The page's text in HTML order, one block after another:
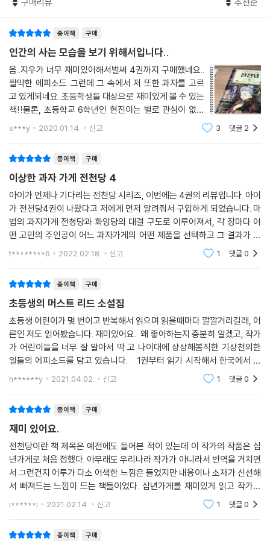
멈추지 않을 정도로 재미있게 읽는다.
『이상한 과자 가게 전천당』은 재미와 흥미, 그 이상의 가치를 남긴다. 행운
의 과자를 손에 넣었어도 자신이 어떻게 활용하느냐에 따라 그 결말은 상
당히 달라진다. 내가 바라는 행운, 그리고 그 행운을 둘러싼 나의 선택과 행
동들에 권선징악의 결말이 더해져 독자들에게 교훈과 생각할 거리를 건넨
다.
구매리뷰 추천순
종이책 구매
인간의 사는 모습을 보기 위해서입니다..
음..지우가 너무 재미있어해서벌써 4권까지 구매했네요..
짤막한 에피소드..그런데 그 속에서 저 또한 과자를 고르
고 있게되네요..초등학생들 대상으로 재미있게 볼 수 있는
책!!물론, 초등학교 6학년인 현진이는 별로 관심이 없네
요^^;이제는 전천당만 나오는 게 아니라 대결구도로..!!시
험에 나올 부분만 알려주는 ＜족집게 통조림＞너무나 맘
s***y 2020.01.14. 신고 3 댓글 2
종이책 구매
이상한 과자 가게 전천당 4
아이가 언제나 기다리는 전천당 시리즈, 이번에는 4권의 리뷰입니다. 아이
가 전천당4권이 나왔다고 저에게 먼저 알려줘서 구입하게 되었습니다. 마
법의 과자가게 전청당과 화앙당의 대결 구도로 이루어져서, 각 장마다 어
떤 고민의 주인공이 어느 과자가게의 어떤 제품을 선택하고 그 결과가 어
떠할지를 궁금해하게 구성되었다. 그래서 한 번 책을 읽기 시작하니 점점
t********6 2022.02.18. 신고 1 댓글0
종이책 구매
초등생의 머스트 리드 소설집
초등생 어린이가 몇 번이고 반복해서 읽으며 읽을때마다 깔깔거리길래, 어
른인 저도 읽어봤습니다. 재미있어요. 왜 좋아하는지 충분히 알겠고, 작가
가 어린이들을 너무 잘 알아서 딱 고 나이대에 상상해봄직한 기상천외한
일들의 에피소드를 담고 있습니다. 1권부터 읽기 시작해서 한국에서 출
간된 전권 다 구입했구요, 한번 살때마다 아껴서 읽고 읽고 또 읽고, 절대
버리지 못한
h******y 2021.04.02. 신고 1 댓글0
종이책 구매
재미 있어요.
전천당이란 책 제목은 예전에도 들어본 적이 있는데 이 작가의 작품은 십
년가게로 처음 접했다. 아무래도 우리나라 작가가 아니라서 번역을 거치면
서 그런건지 어투가 다소 어색한 느낌은 들었지만 내용이나 소재가 신선해
서 빠져드는 느낌이 드는 책들이었다. 십년가게를 재미있게 읽고 작가의
다른 작품을 찾던중 눈에 익은 전천당이라는 제목을 보고 구매하게 되었
i******i 2021.02.14. 신고 1 댓글0
종이책 구매